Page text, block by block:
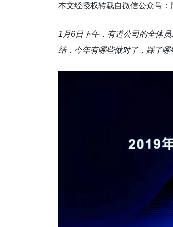
本文经授权转载自微信公众号
1月6日下午，有道公司的全体
结，今年有哪些做对了，踩了哪